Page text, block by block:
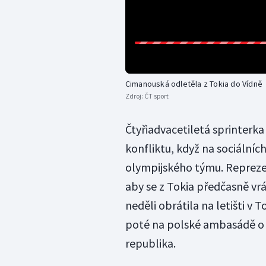
Cimanouská odletěla z Tokia do Vídně
Zdroj: ČT sport
Čtyřiadvacetiletá
konfliktu, když na
olympijského týmu.
aby se z Tokia předčasně
neděli obrátila na letišti v
poté na polské ambasádě
republika.